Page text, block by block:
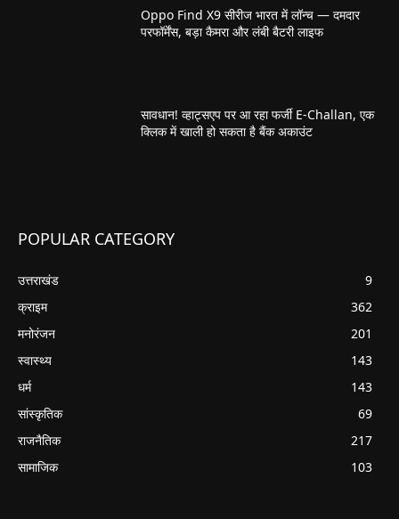
Oppo Find X9 सीरीज भारत में लॉन्च — दमदार
परफॉर्मेंस, बड़ा कैमरा और लंबी बैटरी लाइफ
सावधान! व्हाट्सएप पर आ रहा फर्जी E-Challan, एक
क्लिक में खाली हो सकता है बैंक अकाउंट
POPULAR CATEGORY
उत्तराखंड
9
क्राइम
362
मनोरंजन
201
स्वास्थ्य
143
धर्म
143
सांस्कृतिक
69
राजनैतिक
217
सामाजिक
103